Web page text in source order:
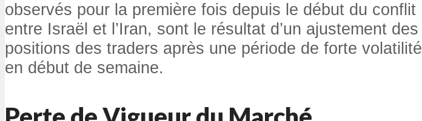
observés pour la première fois depuis le début du conflit
entre Israël et l’Iran, sont le résultat d’un ajustement des
positions des traders après une période de forte volatilité
en début de semaine.